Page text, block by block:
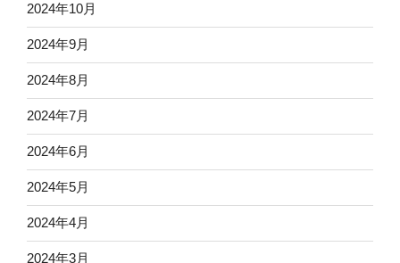
2024年10月
2024年9月
2024年8月
2024年7月
2024年6月
2024年5月
2024年4月
2024年3月